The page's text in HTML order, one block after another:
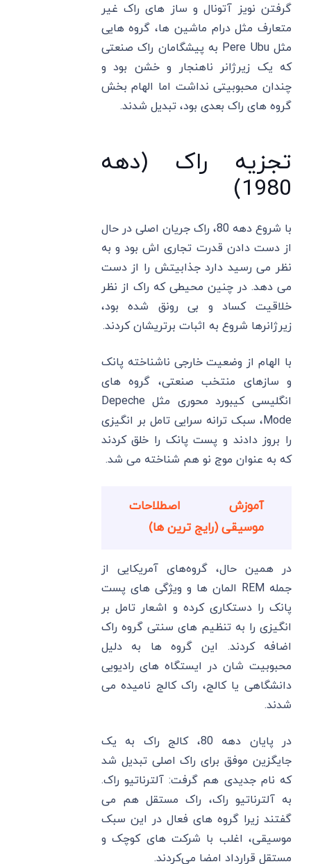
گرفتن نویز آتونال و ساز های راک غیر
متعارف مثل درام ماشین ‌ها، گروه‌ هایی
مثل Pere Ubu به پیشگامان راک صنعتی
که یک زیرژانر ناهنجار و خشن بود و
چندان محبوبیتی نداشت اما الهام بخش
گروه‌ های راک بعدی بود، تبدیل شدند.
تجزیه راک (دهه
1980)
با شروع دهه 80، راک جریان اصلی در حال
از دست دادن قدرت تجاری اش بود و به
نظر می رسید دارد جذابیتش را از دست
می دهد. در چنین محیطی که راک از نظر
خلاقیت کساد و بی رونق شده بود،
زیرژانرها شروع به اثبات برتریشان کردند.
با الهام از وضعیت خارجی ناشناخته پانک
و سازهای منتخب صنعتی، گروه های
انگلیسی کیبورد محوری مثل Depeche
Mode، سبک ترانه سرایی تامل بر انگیزی
را بروز دادند و پست پانک را خلق کردند
که به عنوان موج نو هم شناخته می شد.
آموزش اصطلاحات
موسیقی (رایج ترین ها)
در همین حال، گروه‌های آمریکایی از
جمله REM المان ها و ویژگی های پست
پانک را دستکاری کرده و اشعار تامل بر
انگیزی را به تنظیم ‌های سنتی گروه راک
اضافه کردند. این گروه ‌ها به دلیل
محبوبیت شان در ایستگاه‌ های رادیویی
دانشگاهی یا کالج، راک کالج نامیده می
شدند.
در پایان دهه 80، کالج راک به یک
جایگزین موفق برای راک اصلی تبدیل شد
که نام جدیدی هم گرفت: آلترناتیو راک.
به آلترناتیو راک، راک مستقل هم می
‌گفتند زیرا گروه‌ های فعال در این سبک
موسیقی، اغلب با شرکت های کوچک و
مستقل قرارداد امضا می‌کردند.